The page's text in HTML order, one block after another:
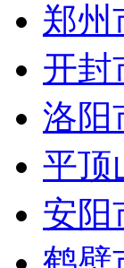
郑州
开封
洛阳
平顶
安阳